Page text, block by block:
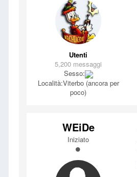
Utenti
5,200 messaggi
Sesso:
Località:Viterbo (ancora per
poco)
WEiDe
Iniziato